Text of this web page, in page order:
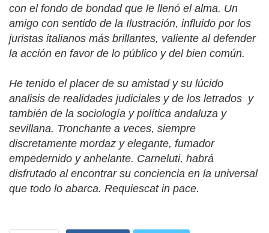
con el fondo de bondad que le llenó el alma. Un
amigo con sentido de la Ilustración, influido por los
juristas italianos más brillantes, valiente al defender
la acción en favor de lo público y del bien común.
He tenido el placer de su amistad y su lúcido
analisis de realidades judiciales y de los letrados y
también de la sociología y política andaluza y
sevillana. Tronchante a veces, siempre
discretamente mordaz y elegante, fumador
empedernido y anhelante. Carneluti, habrá
disfrutado al encontrar su conciencia en la universal
que todo lo abarca. Requiescat in pace.